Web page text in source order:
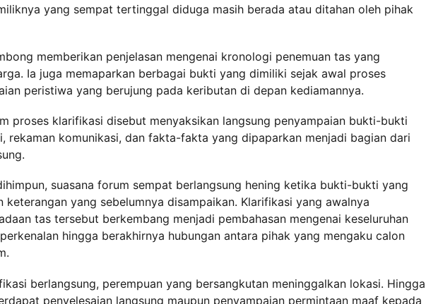
yang sempat tertinggal diduga masih berada atau ditahan oleh pihak
memberikan penjelasan mengenai kronologi penemuan tas yang
Ia juga memaparkan berbagai bukti yang dimiliki sejak awal proses
peristiwa yang berujung pada keributan di depan kediamannya.
proses klarifikasi disebut menyaksikan langsung penyampaian bukti-bukti
rekaman komunikasi, dan fakta-fakta yang dipaparkan menjadi bagian dari
suasana forum sempat berlangsung hening ketika bukti-bukti yang
yang sebelumnya disampaikan. Klarifikasi yang awalnya
tas tersebut berkembang menjadi pembahasan mengenai keseluruhan
hingga berakhirnya hubungan antara pihak yang mengaku calon
berlangsung, perempuan yang bersangkutan meninggalkan lokasi. Hingga
penyelesaian langsung maupun penyampaian permintaan maaf kepada